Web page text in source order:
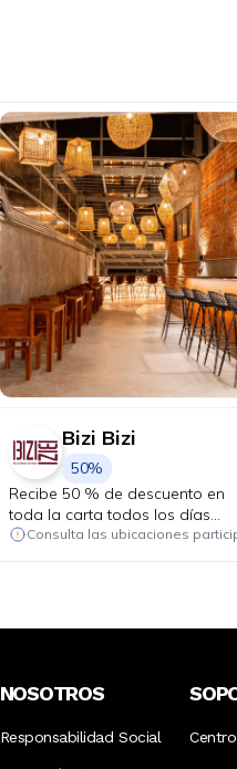
Bizi Bizi
50%
Recibe 50 % de descuento en
toda la carta todos los días
martes.
NOSOTROS
Responsabilidad Social